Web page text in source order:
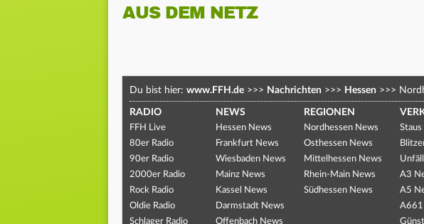
AUS DEM NETZ
Du bist hier: www.FFH.de >>> Nachrichten >>> Hessen >>>
RADIO
FFH Live
80er Radio
90er Radio
2000er Radio
Rock Radio
Oldie Radio
Schlager Radio
NEWS
Hessen News
Frankfurt News
Wiesbaden News
Mainz News
Kassel News
Darmstadt News
Offenbach News
REGIONEN
Nordhessen News
Osthessen News
Mittelhessen News
Rhein-Main News
Südhessen News
Staus
A3
A5
A661